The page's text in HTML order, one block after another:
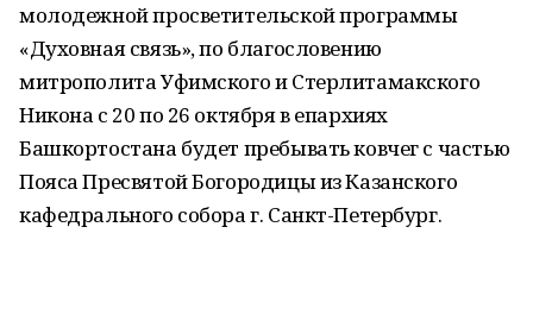
молодежной просветительской программы
«Духовная связь», по благословению
митрополита Уфимского и Стерлитамакского
Никона с 20 по 26 октября в епархиях
Башкортостана будет пребывать ковчег с частью
Пояса Пресвятой Богородицы из Казанского
кафедрального собора г. Санкт-Петербург.